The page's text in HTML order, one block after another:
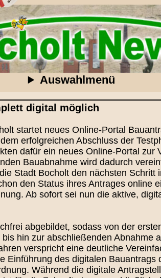
Auswahlmenü
digital möglich
startet neues Online-Portal
erfolgreichen Abschluss der
dafür ein neues Online-Portal zur
Bauabnahme wird dadurch
Stadt Bocholt den nächsten Schritt
den Status ihres Antrages online
Ab sofort sei nun die aktive,
abgebildet, sodass von der
hin zur abschließenden Abnahme
verspricht eine deutliche
Einführung des digitalen Bauantrags
Während die digitale